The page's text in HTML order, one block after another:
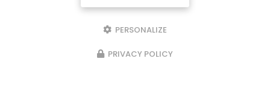
PERSONALIZE
PRIVACY POLICY